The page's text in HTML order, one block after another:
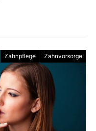
Zahnpflege Zahnvorsorge